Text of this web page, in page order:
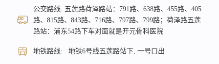
公交路线: 五莲路荷泽路站：791路、638路、455路、405
路、815路、843路、716路、797路、799路；荷泽路五莲
路站：浦东54路下车对面就是开元骨科医院
地铁路线: 地铁6号线五莲路站下, 一号口出